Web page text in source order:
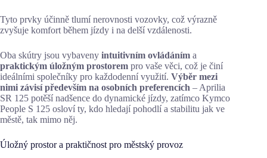
Tyto prvky účinně tlumí nerovnosti vozovky, což výrazně
zvyšuje komfort během jízdy i na delší vzdálenosti.
Oba skútry jsou vybaveny intuitivním ovládáním a
praktickým úložným prostorem pro vaše věci, což je činí
ideálními společníky pro každodenní využití. Výběr mezi
nimi závisí především na osobních preferencích – Aprilia
SR 125 potěší nadšence do dynamické jízdy, zatímco Kymco
People S 125 osloví ty, kdo hledají pohodlí a stabilitu jak ve
městě, tak mimo něj.
Úložný prostor a praktičnost pro městský provoz